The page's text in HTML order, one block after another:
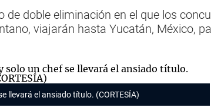
doble eliminación en el que los
viajarán hasta Yucatán, México,
llevará el ansiado título. (CORTESÍA)